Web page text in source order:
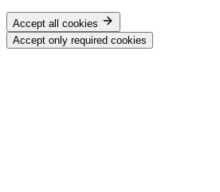
Accept all cookies
Accept only required cookies